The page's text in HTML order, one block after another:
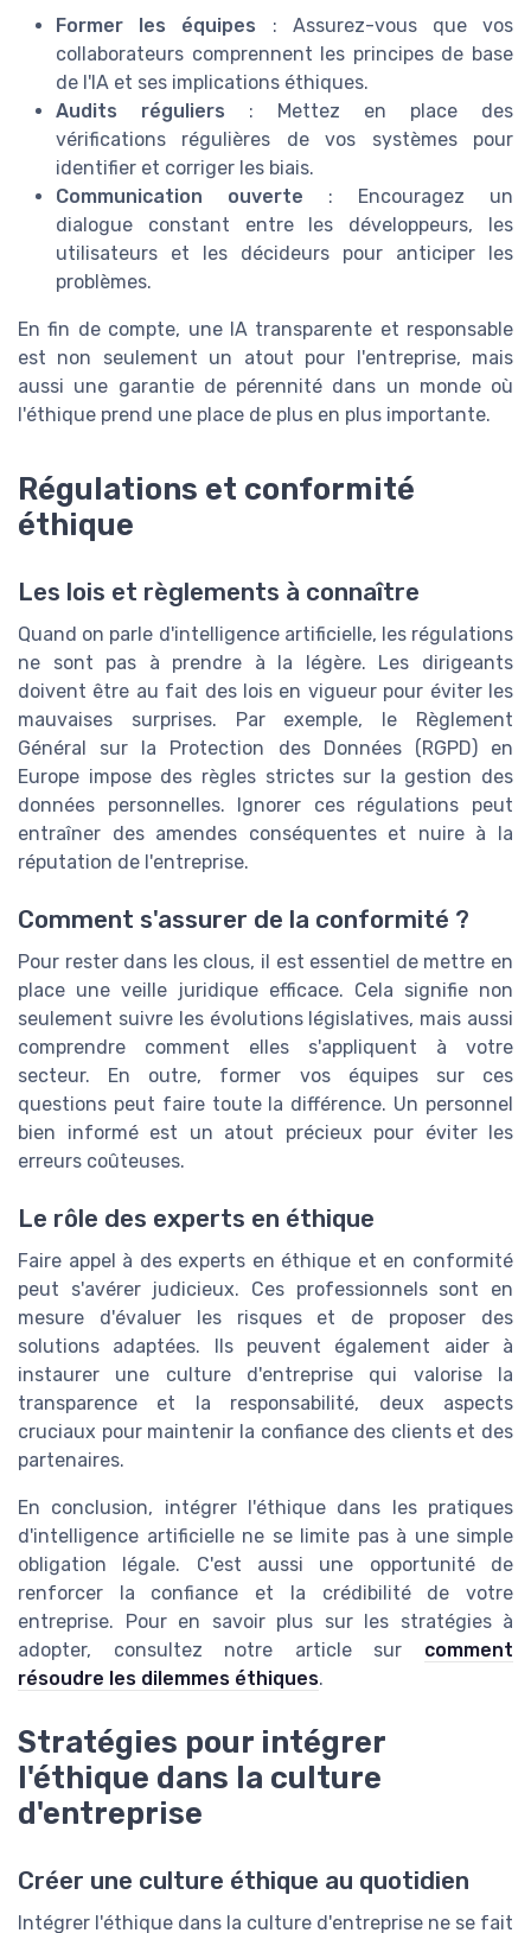
Former les équipes : Assurez-vous que vos
collaborateurs comprennent les principes de base
de l'IA et ses implications éthiques.
Audits réguliers : Mettez en place des
vérifications régulières de vos systèmes pour
identifier et corriger les biais.
Communication ouverte : Encouragez un
dialogue constant entre les développeurs, les
utilisateurs et les décideurs pour anticiper les
problèmes.
En fin de compte, une IA transparente et responsable
est non seulement un atout pour l'entreprise, mais
aussi une garantie de pérennité dans un monde où
l'éthique prend une place de plus en plus importante.
Régulations et conformité
éthique
Les lois et règlements à connaître
Quand on parle d'intelligence artificielle, les régulations
ne sont pas à prendre à la légère. Les dirigeants
doivent être au fait des lois en vigueur pour éviter les
mauvaises surprises. Par exemple, le Règlement
Général sur la Protection des Données (RGPD) en
Europe impose des règles strictes sur la gestion des
données personnelles. Ignorer ces régulations peut
entraîner des amendes conséquentes et nuire à la
réputation de l'entreprise.
Comment s'assurer de la conformité ?
Pour rester dans les clous, il est essentiel de mettre en
place une veille juridique efficace. Cela signifie non
seulement suivre les évolutions législatives, mais aussi
comprendre comment elles s'appliquent à votre
secteur. En outre, former vos équipes sur ces
questions peut faire toute la différence. Un personnel
bien informé est un atout précieux pour éviter les
erreurs coûteuses.
Le rôle des experts en éthique
Faire appel à des experts en éthique et en conformité
peut s'avérer judicieux. Ces professionnels sont en
mesure d'évaluer les risques et de proposer des
solutions adaptées. Ils peuvent également aider à
instaurer une culture d'entreprise qui valorise la
transparence et la responsabilité, deux aspects
cruciaux pour maintenir la confiance des clients et des
partenaires.
En conclusion, intégrer l'éthique dans les pratiques
d'intelligence artificielle ne se limite pas à une simple
obligation légale. C'est aussi une opportunité de
renforcer la confiance et la crédibilité de votre
entreprise. Pour en savoir plus sur les stratégies à
adopter, consultez notre article sur comment
résoudre les dilemmes éthiques.
Stratégies pour intégrer
l'éthique dans la culture
d'entreprise
Créer une culture éthique au quotidien
Intégrer l'éthique dans la culture d'entreprise ne se fait